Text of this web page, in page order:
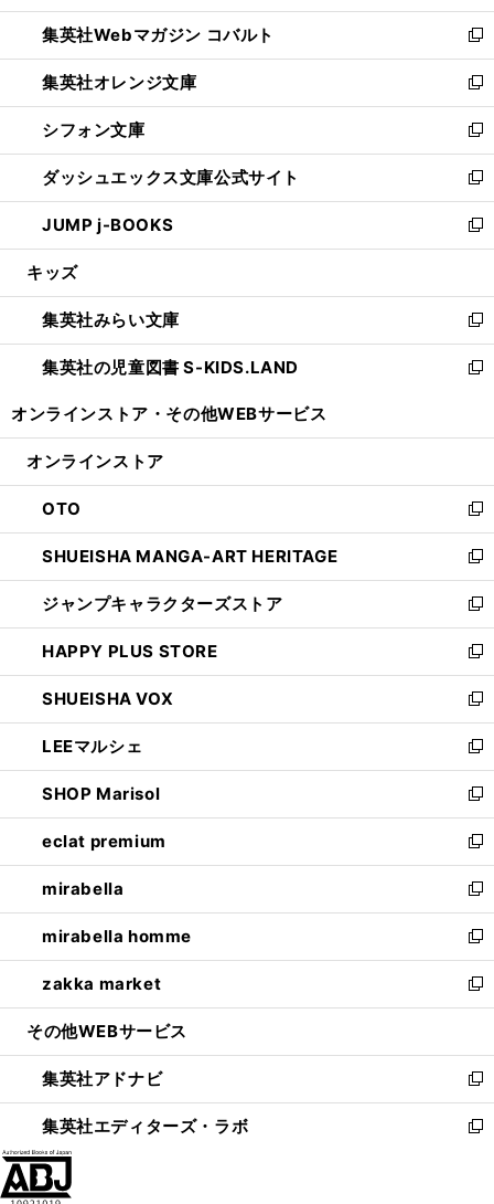
開
く
ウ
で
開
く
ン
ド
ウ
で
開
く
ウ
ィ
ン
ド
ウ
で
開
く
集英社Webマガジン コバルト
新
し
い
ウ
ィ
ン
ド
ウ
で
開
集英社オレンジ文庫
新
し
い
ウ
ィ
ン
ド
ウ
開
く
シフォン文庫
新
し
い
ウ
ィ
ン
ウ
で
開
く
ダッシュエックス文庫公式サイト
新
し
い
ウ
ン
ド
ウ
で
JUMP j-BOOKS
新
し
ウ
ィ
ン
ド
開
キッズ
集英社みらい文庫
新
し
い
ン
ウ
で
開
く
集英社の児童図書 S-KIDS.LAND
新
ウ
ン
ド
ウ
で
開
く
オンラインストア・ その他WEBサービス
オンラインストア
OTO
新
し
い
ウ
ィ
ン
ド
ウ
で
開
く
SHUEISHA MANGA-ART HERITAGE
新
し
い
ウ
ィ
ン
ド
ウ
で
開
く
ジャンプキャラクターズストア
新
し
い
ウ
ィ
ン
ド
ウ
で
開
く
HAPPY PLUS STORE
新
し
い
ウ
ィ
ン
ド
ウ
で
開
く
SHUEISHA VOX
新
し
い
ウ
ィ
ン
ド
ウ
で
開
く
LEEマルシェ
新
し
い
ウ
ィ
ン
ド
ウ
で
開
く
SHOP Marisol
新
し
い
ウ
ィ
ン
ド
ウ
で
開
eclat premium
新
し
い
ウ
ィ
ン
ド
ウ
開
く
mirabella
新
し
い
ウ
ィ
ン
ウ
で
開
く
mirabella homme
新
し
い
ウ
ン
ド
ウ
で
zakka market
新
し
ウ
ィ
ン
ド
その他WEBサービス
集英社アドナビ
新
し
い
集英社エディターズ・ラボ
新